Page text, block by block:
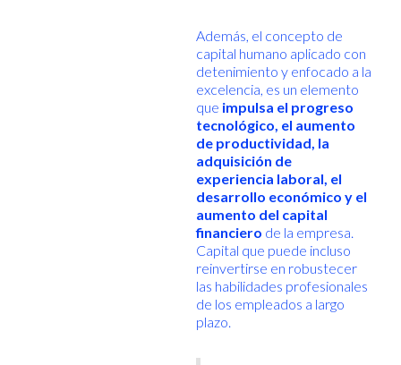
Además, el concepto de
capital humano aplicado con
detenimiento y enfocado a la
excelencia, es un elemento
que impulsa el progreso
tecnológico, el aumento
de productividad, la
adquisición de
experiencia laboral, el
desarrollo económico y el
aumento del capital
financiero de la empresa.
Capital que puede incluso
reinvertirse en robustecer
las habilidades profesionales
de los empleados a largo
plazo.